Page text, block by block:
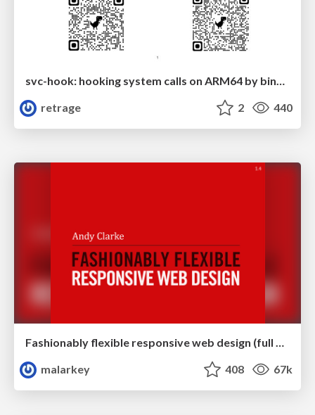
svc-hook: hooking system calls on ARM64 by binary rewriting
retrage
2 440
Fashionably flexible responsive web design (full day workshop)
malarkey
408 67k